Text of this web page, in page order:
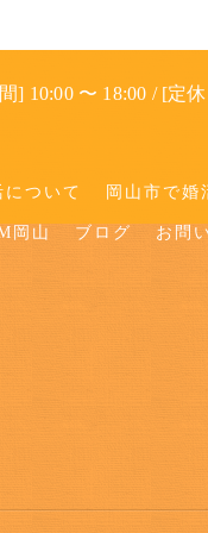
] 10:00 〜 18:00 / [定
について 岡山市で婚
岡山 ブログ お問